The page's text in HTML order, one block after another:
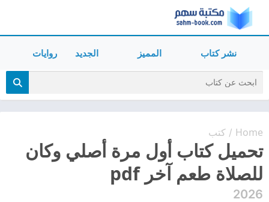
نشر كتاب المميز الجديد روايات
Home
/ كتب
تحميل كتاب أول مرة أصلي وكان
للصلاة طعم آخر pdf
2026